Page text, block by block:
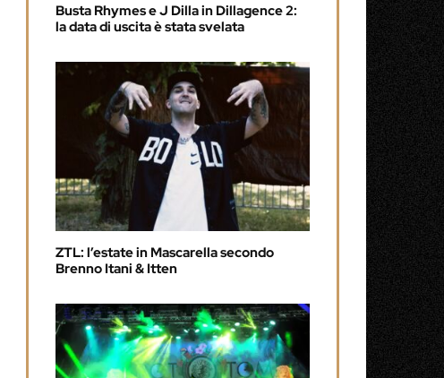
Busta Rhymes e J Dilla in Dillagence 2:
la data di uscita è stata svelata
ZTL: l’estate in Mascarella secondo
Brenno Itani & Itten